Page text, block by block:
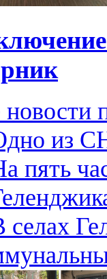
новости
из
пять
селах